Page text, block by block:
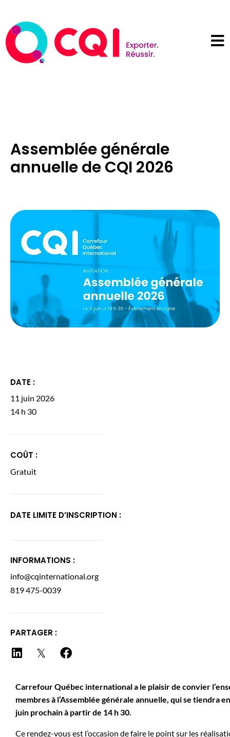
Assemblée générale
annuelle de CQI 2026
DATE :
11 juin 2026
14 h 30
COÛT :
Gratuit
DATE LIMITE D’INSCRIPTION :
INFORMATIONS :
info@cqinternational.org
819 475-0039
PARTAGER :
Carrefour Québec international a le plaisir de convier
membres à l’Assemblée générale annuelle, qui se tiendra
juin prochain à partir de 14 h 30.
Ce rendez-vous est l’occasion de faire le point sur les